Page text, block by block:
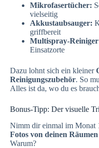
Mikrofasertücher:
vielseitig
Akkustaubsauger:
griffbereit
Multispray-
Einsatzorte
Dazu lohnt sich ein kleiner
Reinigungszubehör. So
Alles ist da, wo du es
Bonus-Tipp: Der visuelle
Nimm dir einmal im Monat
Fotos von deinen Räumen
Warum?